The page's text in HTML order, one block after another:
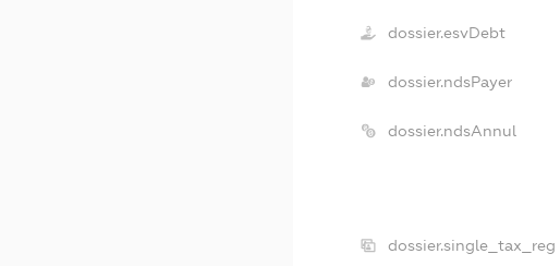
dossier.esvDebt
dossier.ndsPayer
dossier.ndsAnnul
dossier.single_tax_reg